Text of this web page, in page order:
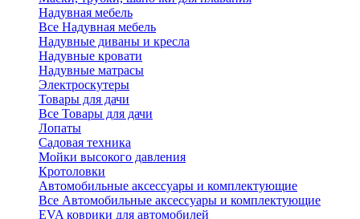
Надувная мебель
Все Надувная мебель
Надувные диваны и кресла
Надувные кровати
Надувные матрасы
Электроскутеры
Товары для дачи
Все Товары для дачи
Лопаты
Садовая техника
Мойки высокого давления
Кротоловки
Автомобильные аксессуары и комплектующие
Все Автомобильные аксессуары и комплектующие
EVA коврики для автомобилей